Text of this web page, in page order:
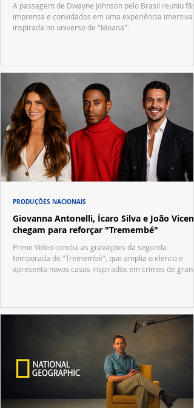
A passagem de Dwayne Johnson pelo Brasil reuniu fãs,
imprensa e convidados em uma experiência imersiva
inspirada no universo de "Moana".
Giovanna Antonelli, Ícaro Silva e João
chegam para reforçar "Tremembé"
Prime Video conclui as gravações da segunda
temporada de "Tremembé", que amplia o elenco e
apresenta novos casos inspirados em crimes de
PRODUÇÕES NACIONAIS